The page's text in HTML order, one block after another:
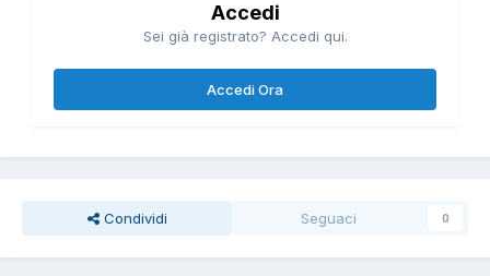
Accedi
Sei già registrato? Accedi qui.
Accedi Ora
Condividi Seguaci 0